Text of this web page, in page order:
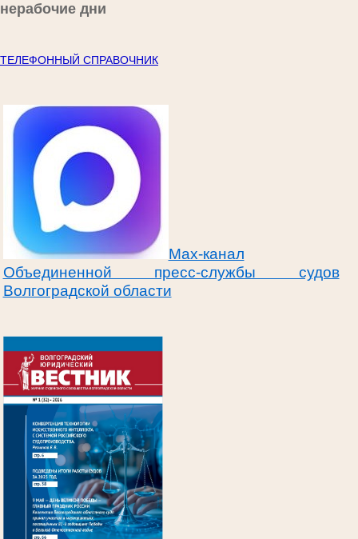
нерабочие дни
ТЕЛЕФОННЫЙ СПРАВОЧНИК
Max-канал
Объединенной пресс-службы судов
Волгоградской области